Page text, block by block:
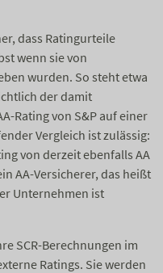
dass Ratingurteile
wenn sie von
wurden. So steht etwa
der damit
Rating von S&P auf einer
Vergleich ist zulässig:
von derzeit ebenfalls AA
AA-Versicherer, das heißt
Unternehmen ist
SCR-Berechnungen im
Ratings. Sie werden